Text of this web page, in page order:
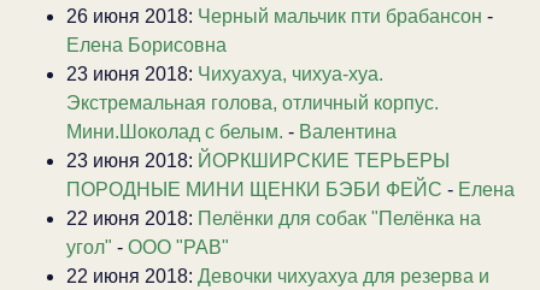
26 июня 2018: Черный мальчик пти брабансон -
Елена Борисовна
23 июня 2018: Чихуахуа, чихуа-хуа.
Экстремальная голова, отличный корпус.
Мини.Шоколад с белым. - Валентина
23 июня 2018: ЙОРКШИРСКИЕ ТЕРЬЕРЫ
ПОРОДНЫЕ МИНИ ЩЕНКИ БЭБИ ФЕЙС - Елена
22 июня 2018: Пелёнки для собак "Пелёнка на
угол" - ООО "РАВ"
22 июня 2018: Девочки чихуахуа для резерва и